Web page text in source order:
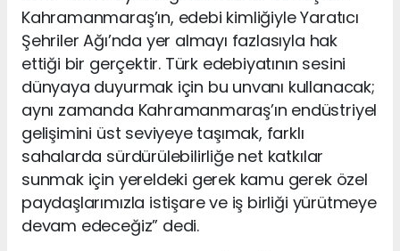
Kahramanmaraş’ın, edebi kimliğiyle Yaratıcı
Şehriler Ağı’nda yer almayı fazlasıyla hak
ettiği bir gerçektir. Türk edebiyatının sesini
dünyaya duyurmak için bu unvanı kullanacak;
aynı zamanda Kahramanmaraş’ın endüstriyel
gelişimini üst seviyeye taşımak, farklı
sahalarda sürdürülebilirliğe net katkılar
sunmak için yereldeki gerek kamu gerek özel
paydaşlarımızla istişare ve iş birliği yürütmeye
devam edeceğiz” dedi.